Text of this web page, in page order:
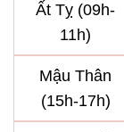
Ất Tỵ (09h-
11h)
Mậu Thân
(15h-17h)